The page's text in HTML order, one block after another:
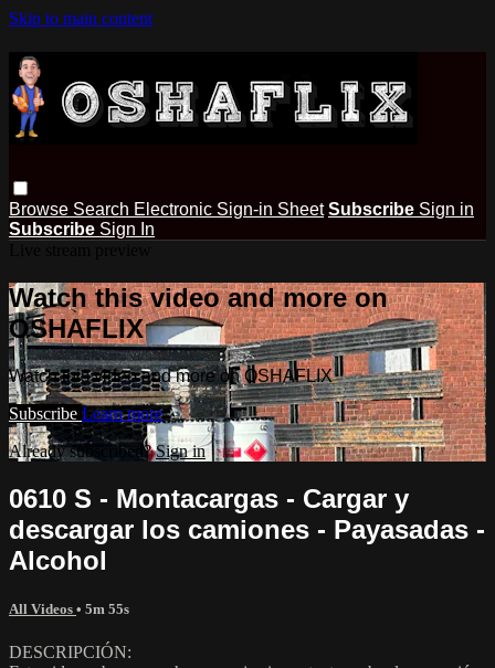
Skip to main content
Browse Search Electronic Sign-in Sheet Subscribe Sign in
Subscribe Sign In
Watch this video and more on
OSHAFLIX
Watch this video and more on OSHAFLIX
Subscribe Learn more
Already subscribed?Sign in
0610 S - Montacargas - Cargar y
descargar los camiones - Payasadas -
Alcohol
All Videos • 5m 55s
DESCRIPCIÓN: